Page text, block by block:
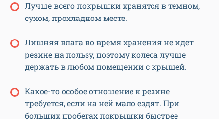
Лучше всего покрышки хранятся в темном,
сухом, прохладном месте.
Лишняя влага во время хранения не идет
резине на пользу, поэтому колеса лучше
держать в любом помещении с крышей.
Какое-то особое отношение к резине
требуется, если на ней мало ездят. При
больших пробегах покрышки быстрее